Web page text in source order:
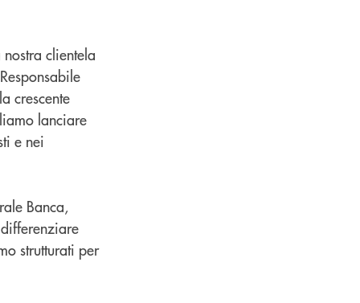
clientela
crescente
lanciare
e nei
Banca,
strutturati per